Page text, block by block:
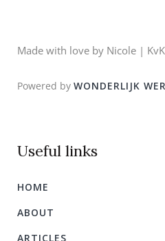
Made with love by Nicole |
Powered by WONDERLIJK
Useful links
HOME
ABOUT
ARTICLES